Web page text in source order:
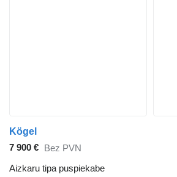
Kögel
7 900 € Bez PVN
Aizkaru tipa puspiekabe